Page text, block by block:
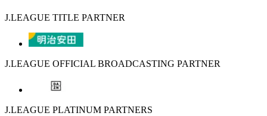
J.LEAGUE TITLE PARTNER
J.LEAGUE OFFICIAL BROADCASTING PARTNER
J.LEAGUE PLATINUM PARTNERS